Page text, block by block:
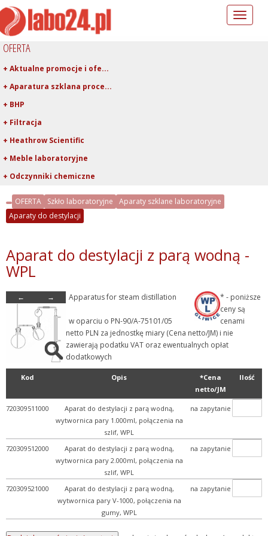
Toggle
OFERTA
+ Aktualne promocje i ofe...
+ Aparatura szklana proce...
+ BHP
+ Filtracja
+ Heathrow Scientific
+ Meble laboratoryjne
+ Odczynniki chemiczne
+ Pipetowanie i dawkowani...
+ Plastiki laboratoryjne
+ Rury, pręty, kapilary ...
+ Szkło kwarcowe
- Aparaty szklane laborat...
+ Ap. do ozn. alkoholu
+ Ap. do ozn. formaldehyd...
+ Ap. do ozn. kwasowości...
+ Ap. do ozn. kwasu sorbo...
+ Ap. do ozn. zawartości...
+ Ap. do oznaczania arsen...
+ Ap. do oznaczania azotu
+ Ap. do oznaczania CO2
+ Ap. do oznaczania cyjan...
+ Ap. do oznaczania fenol...
+ Ap. do oznaczania olejk...
OFERTA Szkło laboratoryjne
Aparaty szklane laboratoryjne
Aparaty do destylacji
Aparat do destylacji z parą wodną -
WPL
← → Apparatus for steam distillation
w oparciu o PN-90/A-75101/05
* - poniższe
ceny są
cenami
netto PLN za jednostkę miary (Cena netto/JM) i nie
zawierają podatku VAT oraz ewentualnych opłat
dodatkowych
Kod Opis
*Cena
netto/JM
Ilość
720309511000
Aparat do destylacji z parą wodną,
wytwornica pary 1.000ml, połączenia na
szlif, WPL
na zapytanie
720309512000
Aparat do destylacji z parą wodną,
wytwornica pary 2.000ml, połączenia na
szlif, WPL
na zapytanie
720309521000
Aparat do destylacji z parą wodną,
wytwornica pary V-1000, połączenia na
gumy, WPL
na zapytanie